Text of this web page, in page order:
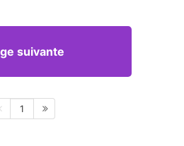
suivante
1